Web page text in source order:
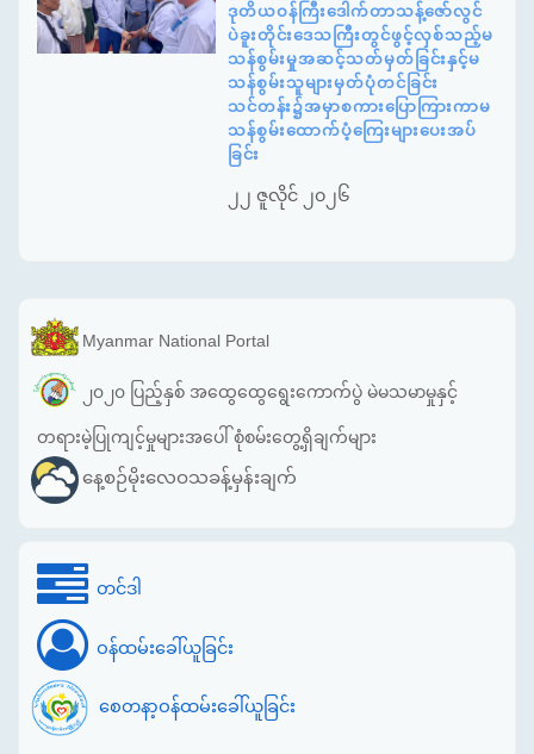
ဒုတိယဝန်ကြီးဒေါက်တာသန့်ဇော်လွင်
ပဲခူးတိုင်းဒေသကြီးတွင်ဖွင့်လှစ်သည့်မ
သန်စွမ်းမှုအဆင့်သတ်မှတ်ခြင်းနှင့်မ
သန်စွမ်းသူများမှတ်ပုံတင်ခြင်း
သင်တန်း၌အမှာစကားပြောကြားကာမ
သန်စွမ်းထောက်ပံ့ကြေးများပေးအပ်
ခြင်း
၂၂ ဇူလိုင် ၂၀၂၆
Myanmar National Portal
၂၀၂၀ ပြည့်နှစ် အထွေထွေရွေးကောက်ပွဲ မဲမသမာမှုနှင့်
တရားမဲ့ပြုကျင့်မှုများအပေါ် စုံစမ်းတွေ့ရှိချက်များ
နေ့စဉ်မိုးလေဝသခန့်မှန်းချက်
တင်ဒါ
ဝန်ထမ်းခေါ်ယူခြင်း
စေတနာ့ဝန်ထမ်းခေါ်ယူခြင်း